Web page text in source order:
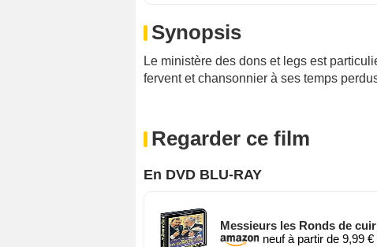
Synopsis
Le ministère des dons et legs est
fervent et chansonnier à ses temps
Regarder ce film
En DVD BLU-RAY
Messieurs les Ronds de
neuf à partir de 9,99 €